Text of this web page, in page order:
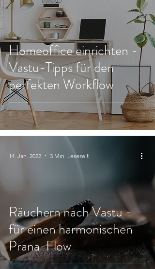
Homeoffice einrichten -
Vastu-Tipps für den
perfekten Workflow
Räuchern nach Vastu -
für einen harmonischen
Prana-Flow
14. Jan. 2022 3 Min. Lesezeit